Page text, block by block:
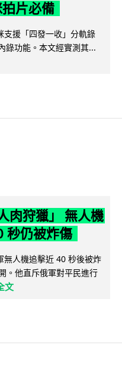
片必備
援「四發一收」分軌錄
錄功能。本文經實測其...
肉狩獵」 無人機
秒仍被炸傷
無人機追擊近 40 秒後被炸
。他直斥俄軍對平民進行
文